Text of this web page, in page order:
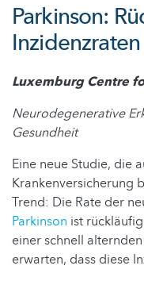
Parkinson:
Luxemburg Centre
Neurodegenerative
Gesundheit
Eine neue Studie, die
Krankenversicherung
Trend: Die Rate der
Parkinson ist
einer schnell
erwarten, dass diese